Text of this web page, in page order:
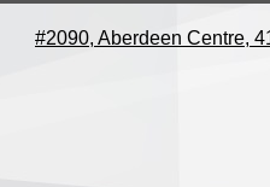
#2090, Aberdeen Centre,